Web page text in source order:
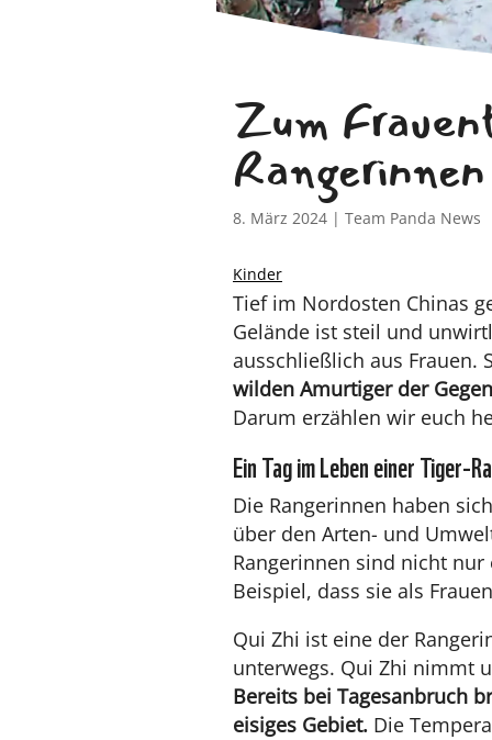
Zum
8. März 2024 | Team Panda News
Kinder
Tief im Nordosten Chinas
Gelände ist steil und
ausschließlich aus Frauen.
wilden Amurtiger der
Darum erzählen wir euch
Ein Tag im Leben einer Tiger-
Die Rangerinnen haben
über den Arten- und
Rangerinnen sind nicht
Beispiel, dass sie als
Qui Zhi ist eine der
unterwegs. Qui Zhi nimmt
Bereits bei Tagesanbruch
eisiges Gebiet. Die